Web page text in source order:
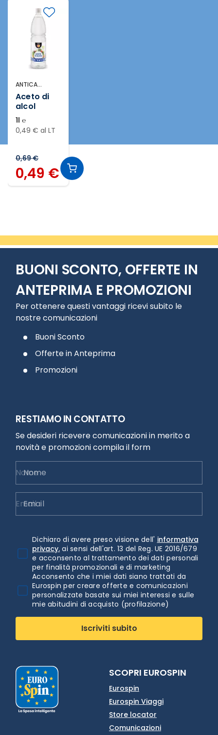
ANTICA
ACETAIA
Aceto di
alcol
1l ℮
0,49 € al LT
0,69 €
0,49 €
BUONI SCONTO, OFFERTE IN
ANTEPRIMA E PROMOZIONI
Per ottenere questi vantaggi ricevi subito le
nostre comunicazioni
Buoni Sconto
Offerte in Anteprima
Promozioni
RESTIAMO IN CONTATTO
Se desideri ricevere comunicazioni in merito a
novità e promozioni compila il form
Nome
Email
Dichiaro di avere preso visione dell' informativa
privacy. ai sensi dell'art. 13 del Reg. UE 2016/679
e acconsento al trattamento dei dati personali
per finalità promozionali e di marketing
Acconsento che i miei dati siano trattati da
Eurospin per creare offerte e comunicazioni
personalizzate basate sui miei interessi e sulle
mie abitudini di acquisto (profilazione)
Iscriviti subito
SCOPRI EUROSPIN
Eurospin
Eurospin Viaggi
Store locator
Comunicazioni